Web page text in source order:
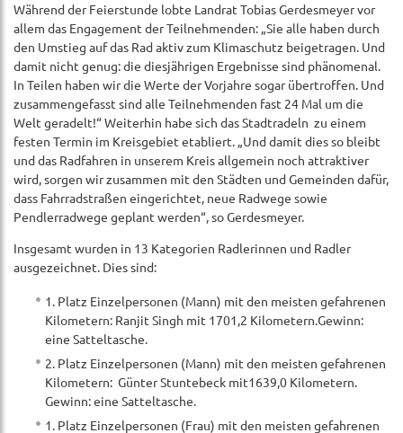
Während der Feierstunde lobte Landrat Tobias Gerdesmeyer vor
allem das Engagement der Teilnehmenden: „Sie alle haben durch
den Umstieg auf das Rad aktiv zum Klimaschutz beigetragen. Und
damit nicht genug: die diesjährigen Ergebnisse sind phänomenal.
In Teilen haben wir die Werte der Vorjahre sogar übertroffen. Und
zusammengefasst sind alle Teilnehmenden fast 24 Mal um die
Welt geradelt!“ Weiterhin habe sich das Stadtradeln zu einem
festen Termin im Kreisgebiet etabliert. „Und damit dies so bleibt
und das Radfahren in unserem Kreis allgemein noch attraktiver
wird, sorgen wir zusammen mit den Städten und Gemeinden dafür,
dass Fahrradstraßen eingerichtet, neue Radwege sowie
Pendlerradwege geplant werden“, so Gerdesmeyer.
Insgesamt wurden in 13 Kategorien Radlerinnen und Radler
ausgezeichnet. Dies sind:
1. Platz Einzelpersonen (Mann) mit den meisten gefahrenen
Kilometern: Ranjit Singh mit 1701,2 Kilometern.Gewinn:
eine Satteltasche.
2. Platz Einzelpersonen (Mann) mit den meisten gefahrenen
Kilometern: Günter Stuntebeck mit1639,0 Kilometern.
Gewinn: eine Satteltasche.
1. Platz Einzelpersonen (Frau) mit den meisten gefahrenen